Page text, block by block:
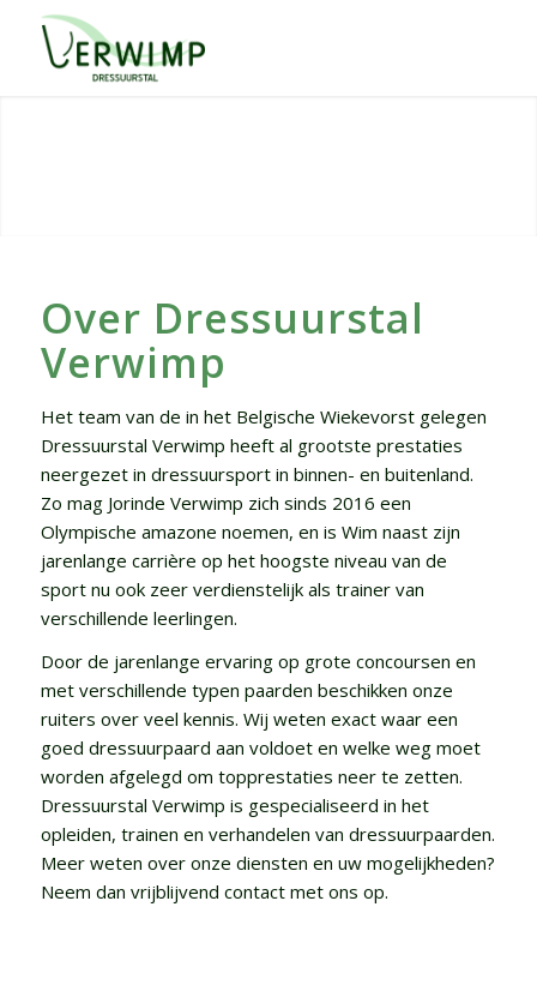
Over Dressuurstal
Verwimp
Het team van de in het Belgische Wiekevorst gelegen
Dressuurstal Verwimp heeft al grootste prestaties
neergezet in dressuursport in binnen- en buitenland.
Zo mag Jorinde Verwimp zich sinds 2016 een
Olympische amazone noemen, en is Wim naast zijn
jarenlange carrière op het hoogste niveau van de
sport nu ook zeer verdienstelijk als trainer van
verschillende leerlingen.
Door de jarenlange ervaring op grote concoursen en
met verschillende typen paarden beschikken onze
ruiters over veel kennis. Wij weten exact waar een
goed dressuurpaard aan voldoet en welke weg moet
worden afgelegd om topprestaties neer te zetten.
Dressuurstal Verwimp is gespecialiseerd in het
opleiden, trainen en verhandelen van dressuurpaarden.
Meer weten over onze diensten en uw mogelijkheden?
Neem dan vrijblijvend contact met ons op.